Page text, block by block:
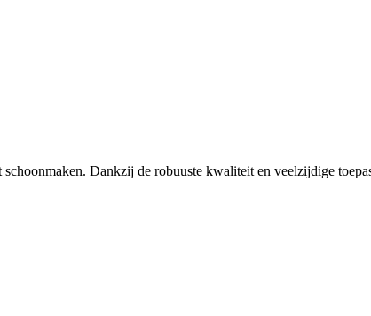
Dankzij de robuuste kwaliteit en veelzijdige